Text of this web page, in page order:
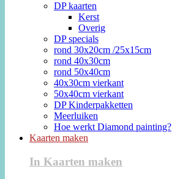
DP kaarten
Kerst
Overig
DP specials
rond 30x20cm /25x15cm
rond 40x30cm
rond 50x40cm
40x30cm vierkant
50x40cm vierkant
DP Kinderpakketten
Meerluiken
Hoe werkt Diamond painting?
Kaarten maken
In Kaarten maken